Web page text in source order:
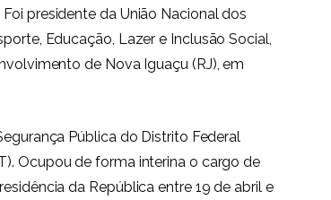
presidente da União Nacional dos
Educação, Lazer e Inclusão Social,
de Nova Iguaçu (RJ), em
Pública do Distrito Federal
Ocupou de forma interina o cargo de
da República entre 19 de abril e